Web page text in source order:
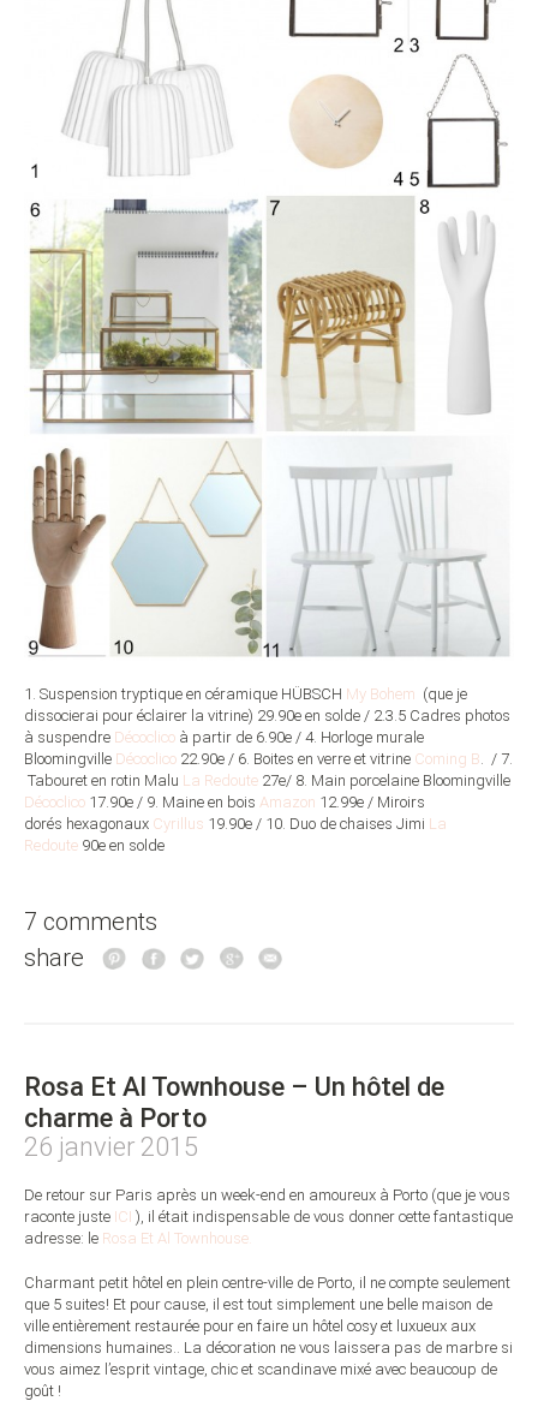
1. Suspension tryptique en céramique HÜBSCH My Bohem (que je
dissocierai pour éclairer la vitrine) 29.90e en solde / 2.3.5 Cadres photos
à suspendre Décoclico à partir de 6.90e / 4. Horloge murale
Bloomingville Décoclico 22.90e / 6. Boites en verre et vitrine Coming B. / 7.
Tabouret en rotin Malu La Redoute 27e/ 8. Main porcelaine Bloomingville
Décoclico 17.90e / 9. Maine en bois Amazon 12.99e / Miroirs
dorés hexagonaux Cyrillus 19.90e / 10. Duo de chaises Jimi La
Redoute 90e en solde
7 comments
share
Rosa Et Al Townhouse – Un hôtel de
charme à Porto
26 janvier 2015
De retour sur Paris après un week-end en amoureux à Porto (que je vous
raconte juste ICI ), il était indispensable de vous donner cette fantastique
adresse: le Rosa Et Al Townhouse.
Charmant petit hôtel en plein centre-ville de Porto, il ne compte seulement
que 5 suites! Et pour cause, il est tout simplement une belle maison de
ville entièrement restaurée pour en faire un hôtel cosy et luxueux aux
dimensions humaines.. La décoration ne vous laissera pas de marbre si
vous aimez l’esprit vintage, chic et scandinave mixé avec beaucoup de
goût !